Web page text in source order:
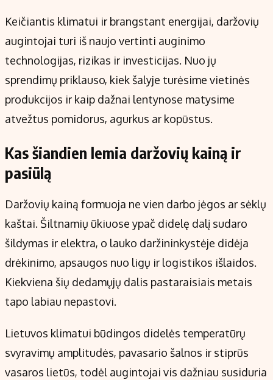
Keičiantis klimatui ir brangstant energijai, daržovių
augintojai turi iš naujo vertinti auginimo
technologijas, rizikas ir investicijas. Nuo jų
sprendimų priklauso, kiek šalyje turėsime vietinės
produkcijos ir kaip dažnai lentynose matysime
atvežtus pomidorus, agurkus ar kopūstus.
Kas šiandien lemia daržovių kainą ir
pasiūlą
Daržovių kainą formuoja ne vien darbo jėgos ar sėklų
kaštai. Šiltnamių ūkiuose ypač didelę dalį sudaro
šildymas ir elektra, o lauko daržininkystėje didėja
drėkinimo, apsaugos nuo ligų ir logistikos išlaidos.
Kiekviena šių dedamųjų dalis pastaraisiais metais
tapo labiau nepastovi.
Lietuvos klimatui būdingos didelės temperatūrų
svyravimų amplitudės, pavasario šalnos ir stiprūs
vasaros lietūs, todėl augintojai vis dažniau susiduria